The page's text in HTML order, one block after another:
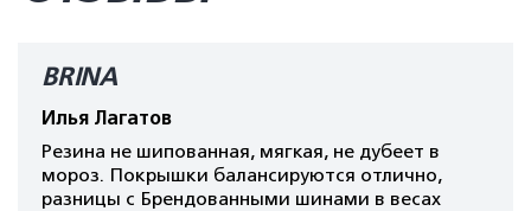
BRINA
Илья Лагатов
Резина не шипованная, мягкая, не дубеет в
мороз. Покрышки балансируются отлично,
разницы с Брендованными шинами в весах